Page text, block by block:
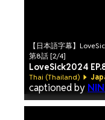
【日本語字幕】
第8話 [2/4]
LoveSick2024
Thai (Thailand)
captioned by